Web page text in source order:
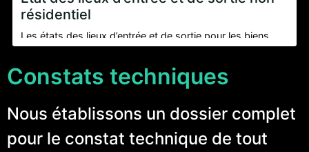
L’impartialité de nos experts permet de protéger autant le
bailleur que le locataire.
résidentiel
Les états des lieux d’entrée et de sortie pour les biens
non résidentiels tels que les bureaux, les hangars, les
magasins ou les entrepôts, sont préférablement réalisés
par un expert immobilier dans le but de rendre le contrat
Constats techniques
Nous établissons un dossier complet
pour le constat technique de tout